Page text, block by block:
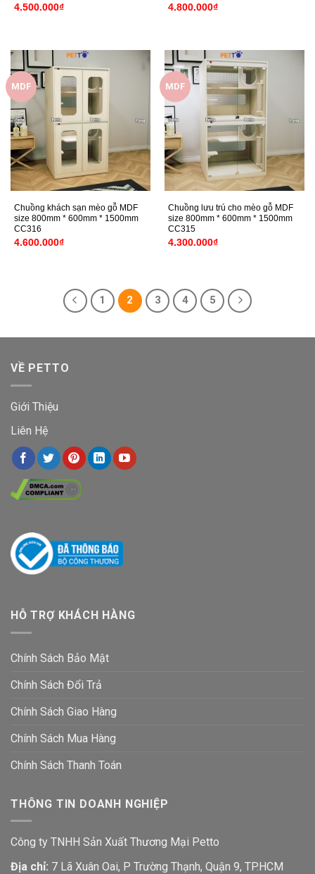
4.500.000₫ 4.800.000₫
MDF
Chuồng khách sạn mèo gỗ MDF
size 800mm * 600mm * 1500mm
CC316
4.600.000₫
MDF
Chuồng lưu trú cho mèo gỗ MDF
size 800mm * 600mm * 1500mm
CC315
4.300.000₫
1 2 3 4 5
VỀ PETTO
Giới Thiệu
Liên Hệ
HỖ TRỢ KHÁCH HÀNG
Chính Sách Bảo Mật
Chính Sách Đổi Trả
Chính Sách Giao Hàng
Chính Sách Mua Hàng
Chính Sách Thanh Toán
THÔNG TIN DOANH NGHIỆP
Công ty TNHH Sản Xuất Thương Mại Petto
Địa chỉ: 7 Lã Xuân Oai, P Trường Thạnh, Quận 9, TP.HCM